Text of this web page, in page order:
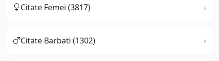
Citate Femei (3817)
Citate Barbati (1302)